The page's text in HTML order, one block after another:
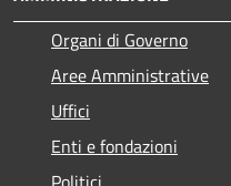
Organi di Governo
Aree Amministrative
Uffici
Enti e fondazioni